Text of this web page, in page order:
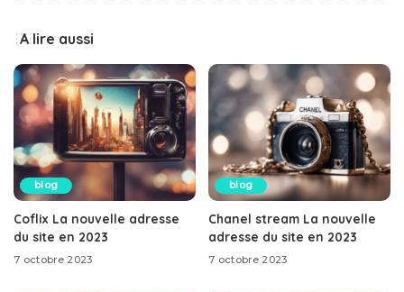
A lire aussi
blog
Coflix La nouvelle adresse
du site en 2023
7 octobre 2023
blog
Chanel stream La nouvelle
adresse du site en 2023
7 octobre 2023